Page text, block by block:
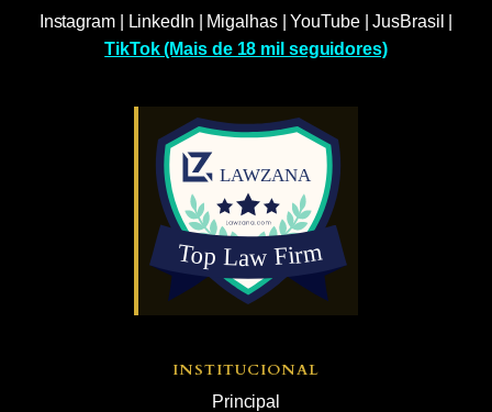
Instagram| LinkedIn Migalhas|YouTube|JusBrasil
TikTok (Mais de 18 mil seguidores)
INSTITUCIONAL
Principal